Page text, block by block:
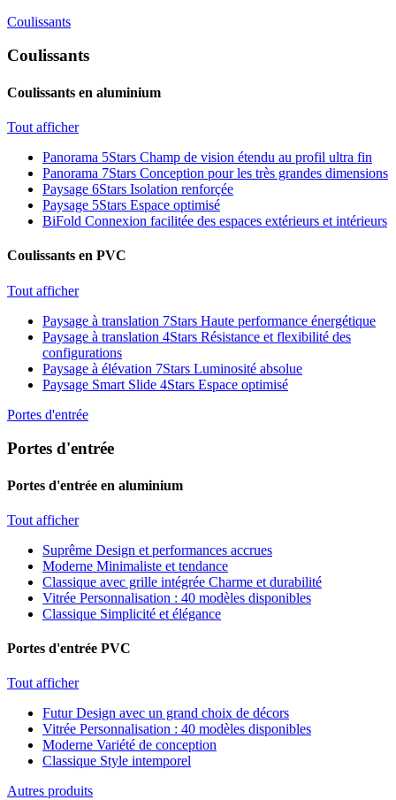
Coulissants
Coulissants
Coulissants en aluminium
Tout afficher
Panorama 5Stars Champ de vision étendu au profil ultra fin
Panorama 7Stars Conception pour les très grandes dimensions
Paysage 6Stars Isolation renforçée
Paysage 5Stars Espace optimisé
BiFold Connexion facilitée des espaces extérieurs et intérieurs
Coulissants en PVC
Tout afficher
Paysage à translation 7Stars Haute performance énergétique
Paysage à translation 4Stars Résistance et flexibilité des
configurations
Paysage à élévation 7Stars Luminosité absolue
Paysage Smart Slide 4Stars Espace optimisé
Portes d'entrée
Portes d'entrée
Portes d'entrée en aluminium
Tout afficher
Suprême Design et performances accrues
Moderne Minimaliste et tendance
Classique avec grille intégrée Charme et durabilité
Vitrée Personnalisation : 40 modèles disponibles
Classique Simplicité et élégance
Portes d'entrée PVC
Tout afficher
Futur Design avec un grand choix de décors
Vitrée Personnalisation : 40 modèles disponibles
Moderne Variété de conception
Classique Style intemporel
Autres produits